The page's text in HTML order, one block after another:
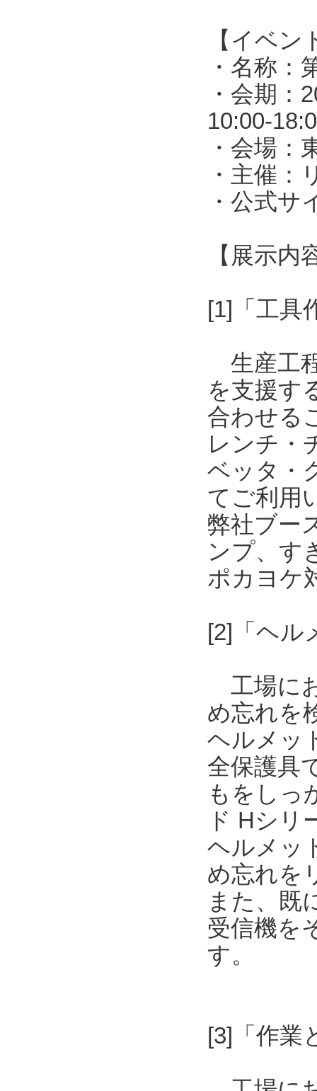
【イベン
・名称：
・会期：
10:00-
・会場：
・主催
・公式サ
【展示内
[1]「工具
生産工
を支援す
合わせる
レンチ・
ベッタ・
てご利用
弊社ブー
ンプ、す
ポカヨケ
[2]「ヘル
工場に
め忘れを
ヘルメッ
全保護具
もをしっ
ド Hシリ
ヘルメッ
め忘れを
また、既
受信機を
す。
[3]「作業